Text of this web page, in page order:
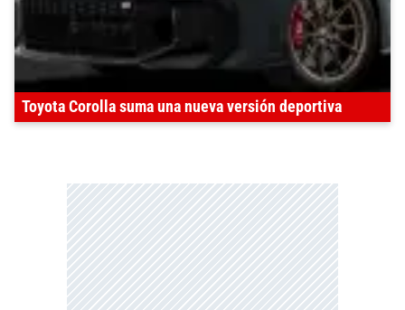
Toyota Corolla suma una nueva versión deportiva